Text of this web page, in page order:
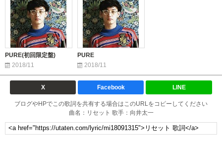
PURE(初回限定盤)
2018/11
PURE
2018/11
X Facebook LINE
ブログやHPでこの歌詞を共有する場合はこのURLをコピーしてください
曲名：リセット 歌手：向井太一